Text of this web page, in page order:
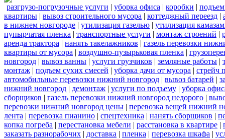
разгрузо-погрузочные услуги | уборка офиса | коробки |
квартиры | вывоз строительного мусора | коттеджный переезд |
в нижнем новгороде | утилизация газелью | утилизация
пупырчатая пленка | транспортные услуги | монтаж строений |
аренда трактора | нанять такелажников | газель перевозки
квартиры от мусора | воздушно-пузырьковая пленка |
новгород | вывоз ванны | услуги грузчиков | земляные работы |
монтаж | подъем сухих смесей | уборка дачи от мусора | стрейч
автомобильные перевозки нижний новгород | вывоз батарей |
нижний новгород | демонтаж | услуги по подъему | уборка
сборщиков | газель перевозки нижний новгород недорого |
перевозки нижний новгород цены | перевозка вещей нижний
лента | перевозка пианино | спецтехника | нанять сборщиков |
копка погреба | перестановка мебели | расстановка в квартире |
заказать разнорабочих | доставка | пленка | перевозка шкафа |